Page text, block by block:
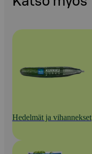
Hedelmät ja vihannekset